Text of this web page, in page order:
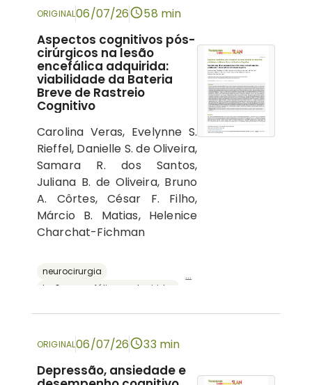
avaliação neuropsicológica
ORIGINAL06/07/26 58 min
Aspectos cognitivos pós-
cirúrgicos na lesão
encefálica adquirida:
viabilidade da Bateria
Breve de Rastreio
Cognitivo
Carolina Veras, Evelynne S.
Rieffel, Danielle S. de Oliveira,
Samara R. dos Santos,
Juliana B. de Oliveira, Bruno
A. Côrtes, César F. Filho,
Márcio B. Matias, Helenice
Charchat-Fichman
neurocirurgia
bateria breve de rastreio cognitivo
...
ORIGINAL06/07/26 33 min
Depressão, ansiedade e